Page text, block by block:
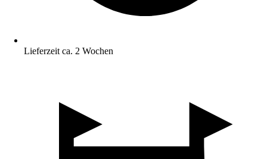
Lieferzeit ca. 2 Wochen